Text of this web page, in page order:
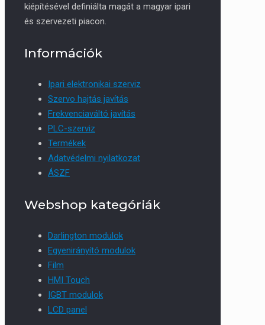
kiépítésével definiálta magát a magyar ipari
és szervezeti piacon.
Információk
Ipari elektronikai szerviz
Szervo hajtás javítás
Frekvenciaváltó javítás
PLC-szerviz
Termékek
Adatvédelmi nyilatkozat
ÁSZF
Webshop kategóriák
Darlington modulok
Egyenirányító modulok
Film
HMI Touch
IGBT modulok
LCD panel